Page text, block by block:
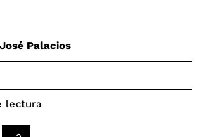
Palacios
lectura